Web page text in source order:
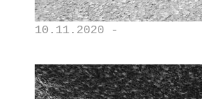
10.11.2020 -